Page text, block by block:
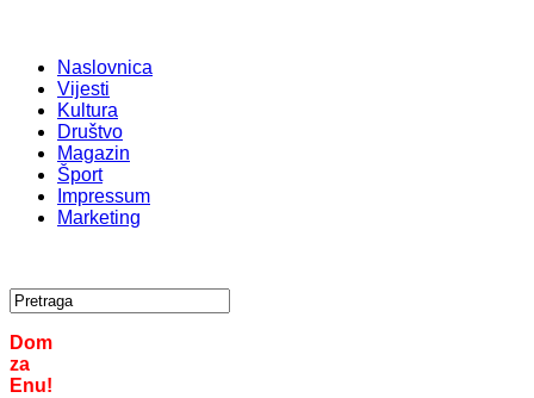
Naslovnica
Vijesti
Kultura
Društvo
Magazin
Šport
Impressum
Marketing
Dom
za
Enu!